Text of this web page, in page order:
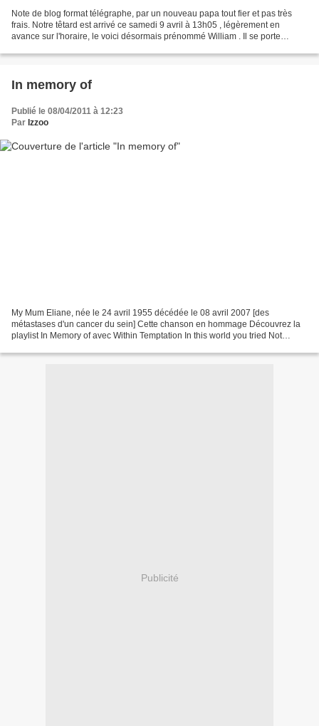
Note de blog format télégraphe, par un nouveau papa tout fier et pas très
frais. Notre têtard est arrivé ce samedi 9 avril à 13h05 , légèrement en
avance sur l'horaire, le voici désormais prénommé William . Il se porte
In memory of
Publié le 08/04/2011 à 12:23
Par Izzoo
My Mum Eliane, née le 24 avril 1955 décédée le 08 avril 2007 [des
métastases d'un cancer du sein] Cette chanson en hommage Découvrez la
playlist In Memory of avec Within Temptation In this world you tried Not
Publicité